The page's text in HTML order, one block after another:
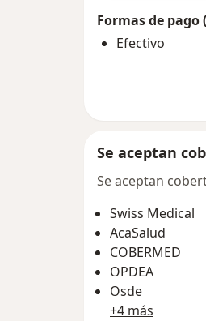
Formas de
Efectivo
Se aceptan
Se aceptan
Swiss Medical
AcaSalud
COBERMED
OPDEA
Osde
+4 más